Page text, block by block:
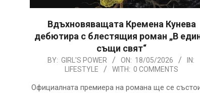
Вдъхновяващата Кремена Кунева
дебютира с блестящия роман „В
същи свят“
18
BY: GIRL'S POWER ON: 18/05/2026
IN:
LIFESTYLE
WITH: 0 COMMENTS
Официалната премиера на романа ще се